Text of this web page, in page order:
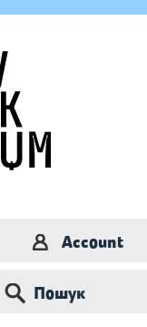
Account
Пошук